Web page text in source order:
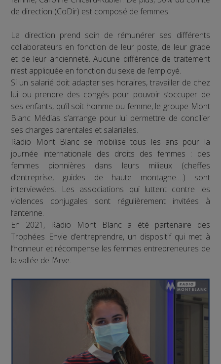
de direction (CoDir) est composé de femmes.
La direction prend soin de rémunérer ses différents
collaborateurs en fonction de leur poste, de leur grade
et de leur ancienneté. Aucune différence de traitement
n’est appliquée en fonction du sexe de l’employé.
Si un salarié doit adapter ses horaires, travailler de chez
lui ou prendre des congés pour pouvoir s’occuper de
ses enfants, qu’il soit homme ou femme, le groupe Mont
Blanc Médias s’arrange pour lui permettre de concilier
ses charges parentales et salariales.
Radio Mont Blanc se mobilise tous les ans pour la
journée internationale des droits des femmes : des
femmes pionnières dans leurs milieux (cheffes
d’entreprise, guides de haute montagne….) sont
interviewées. Les associations qui luttent contre les
violences conjugales sont régulièrement invitées à
l’antenne.
En 2021, Radio Mont Blanc a été partenaire des
Trophées Envie d’entreprendre, un dispositif qui met à
l’honneur et récompense les femmes entrepreneures de
la vallée de l’Arve.